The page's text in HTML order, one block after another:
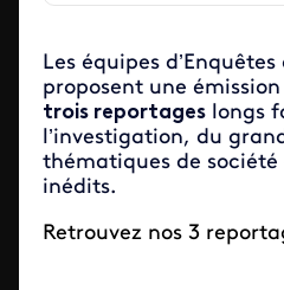
Les équipes
proposent une émission
trois reportages longs
l’investigation, du
thématiques de
inédits.
Retrouvez nos 3